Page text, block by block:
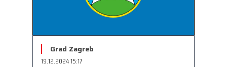
Grad Zagreb
19.12.2024 15:17